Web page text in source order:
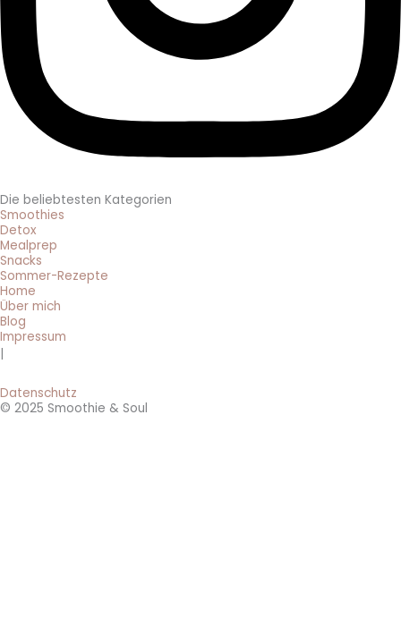
Die beliebtesten Kategorien
Smoothies
Detox
Mealprep
Snacks
Sommer-Rezepte
Home
Über mich
Blog
Impressum
|
Datenschutz
© 2025 Smoothie & Soul